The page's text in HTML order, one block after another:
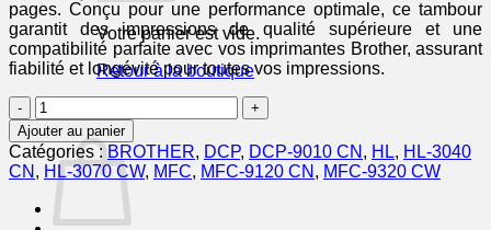
Votre panier est vide.
Retour à la boutique
Panier
pages. Conçu pour une performance optimale, ce tambour
garantit des impressions de qualité supérieure et une
compatibilité parfaite avec vos imprimantes Brother, assurant
fiabilité et longévité pour toutes vos impressions.
quantité
de
BROTHER
Kit
tambour
DR230CL
15
Ajouter au panier
Catégories : BROTHER, DCP, DCP-9010 CN , HL, HL-3040
CN , HL-3070 CW, MFC, MFC-9120 CN , MFC-9320 CW